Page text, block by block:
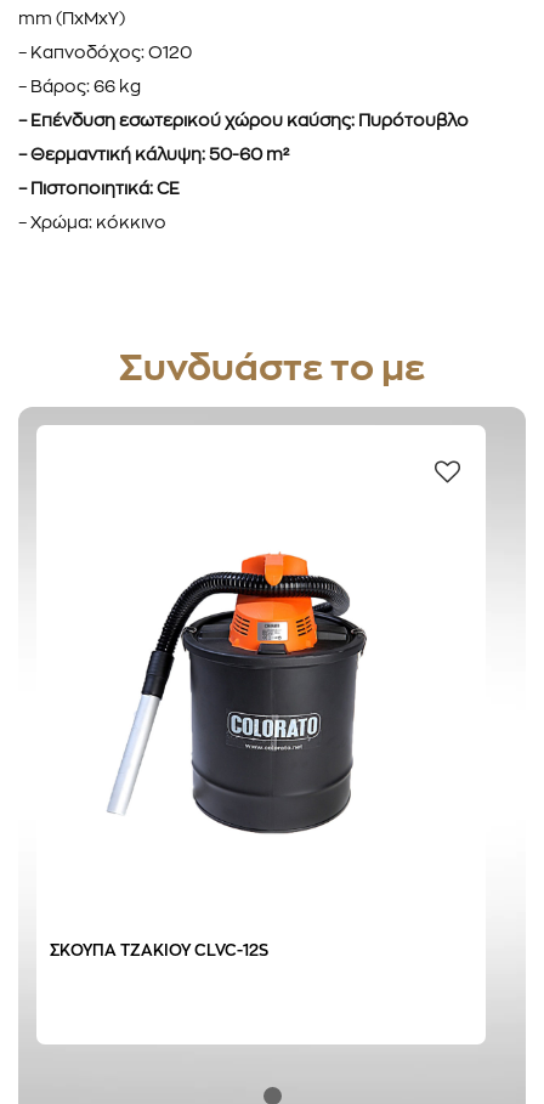
mm (ΠxΜxΥ)
– Καπνοδόχος: O120
– Βάρος: 66 kg
– Επένδυση εσωτερικού χώρου καύσης: Πυρότουβλο
– Θερμαντική κάλυψη: 50-60 m²
– Πιστοποιητικά: CE
– Χρώμα: κόκκινο
Συνδυάστε το με
ΣΚΟΥΠΑ ΤΖΑΚΙΟΥ CLVC-12S